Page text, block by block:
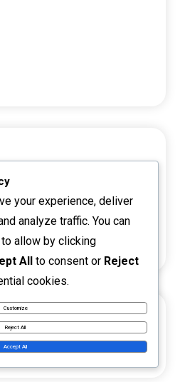
your experience, deliver
analyze traffic. You can
allow by clicking
All to consent or Reject
cookies.
Customize
Reject All
Accept All